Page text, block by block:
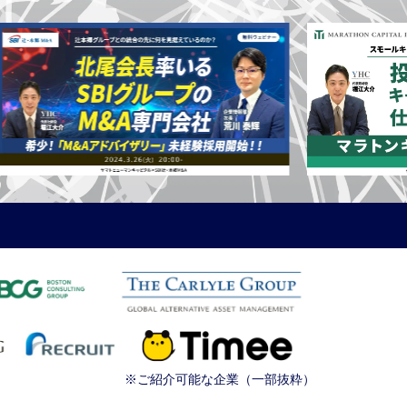
※ご紹介可能な企業（一部抜粋）